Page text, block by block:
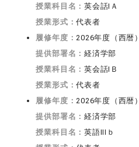
授業科目名：英会話IＡ
授業形式：代表者
履修年度：2026年度（西暦）
提供部署名：経済学部
授業科目名：英会話IＢ
授業形式：代表者
履修年度：2026年度（西暦）
提供部署名：経済学部
授業科目名：英語IIIｂ